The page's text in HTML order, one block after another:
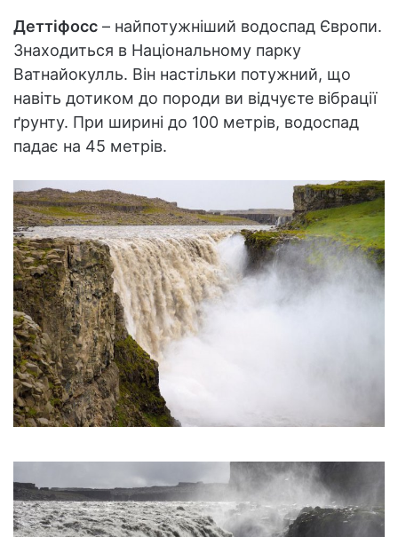
Деттіфосс – найпотужніший водоспад Європи.
Знаходиться в Національному парку
Ватнайокулль. Він настільки потужний, що
навіть дотиком до породи ви відчуєте вібрації
ґрунту. При ширині до 100 метрів, водоспад
падає на 45 метрів.